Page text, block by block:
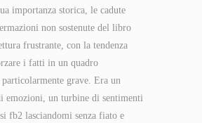
importanza storica, le cadute
non sostenute del libro
frustrante, con la tendenza
i fatti in un quadro
grave. Era un
emozioni, un turbine di sentimenti
fb2 lasciandomi senza fiato e